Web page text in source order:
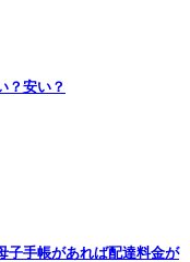
？安い？
子手帳があれば配達料金が